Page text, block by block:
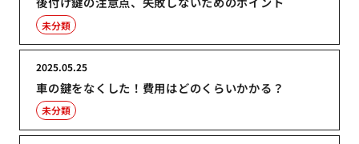
未分類
車の鍵をなくした！費用はどのくらいかかる？
2025.05.25
未分類